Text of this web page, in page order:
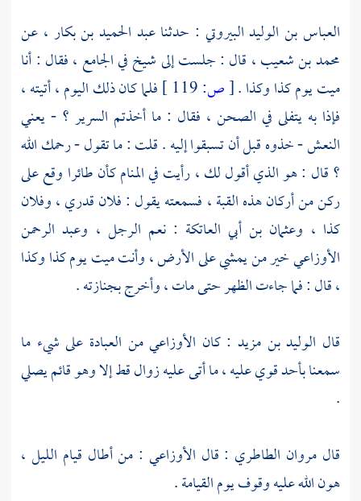
العباس بن الوليد البيروتي : حدثناعبد الحميد بن بكار ، عن
محمد بن شعيب، قال : جلست إلى شيخ في الجامع ، فقال : أنا
ميت يوم كذا وكذا .[ص:
فلما كان ذلك اليوم ، أتيته ،
فإذا به يتفلى في الصحن ، فقال : ما أخذتم السرير ؟ - يعني
النعش - خذوه قبل أن تسبقوا إليه . قلت : ما تقول - رحمك الله
؟ قال : هو الذي أقول لك ، رأيت في المنام كأن طائرا وقع على
ركن من أركان هذه القبة ، فسمعته يقول : فلان قدري ، وفلان
كذا ، وعثمان بن أبي العاتكة : نعم الرجل ، وعبد الرحمن
الأوزاعيخير من يمشي على الأرض ، وأنت ميت يوم كذا وكذا
، قال : فما جاءت الظهر حتى مات ، وأخرج بجنازته .
قال الوليد بن مزيد : كان الأوزاعيمن العبادة على شيء ما
سمعنا بأحد قوي عليه ، ما أتى عليه زوال قط إلا وهو قائم يصلي
.
قال مروان الطاطري : قال الأوزاعي : من أطال قيام الليل ،
هون الله عليه وقوف يوم القيامة .